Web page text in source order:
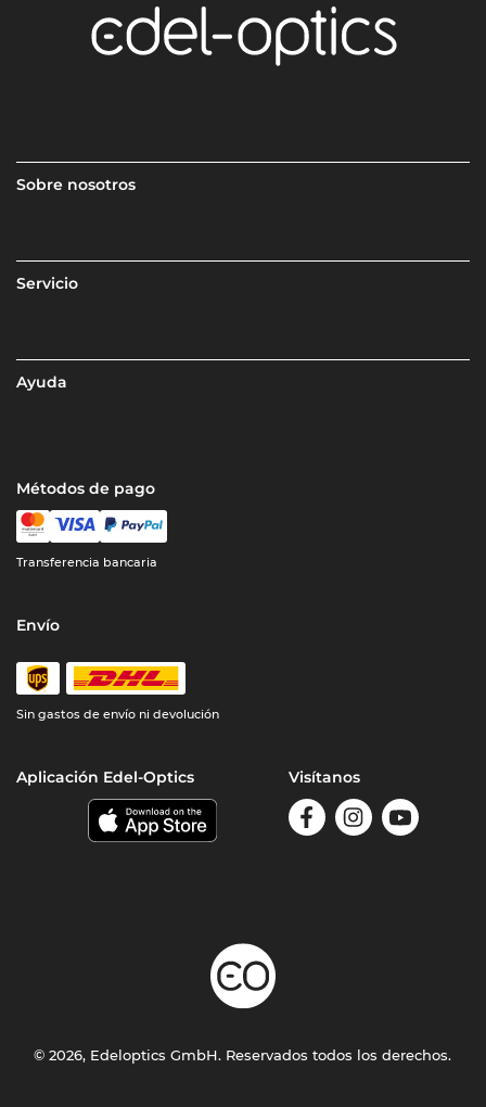
Sobre nosotros
Servicio
Ayuda
Métodos de pago
Transferencia bancaria
Envío
Sin gastos de envío ni devolución
Aplicación Edel-Optics Visítanos
© 2026, Edeloptics GmbH. Reservados todos los derechos.